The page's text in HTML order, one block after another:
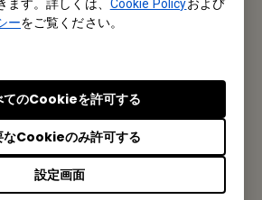
ます。詳しくは、 Cookie Policyおよび
ーをご覧ください。
設定画面
なCookieのみ許可する
てのCookieを許可する
例、特典情報などを配信中です。
フィス所在地
式会社